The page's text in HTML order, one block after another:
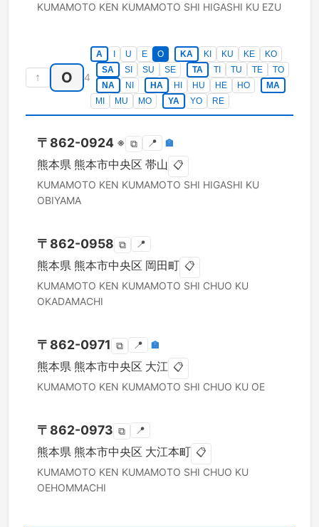
KUMAMOTO KEN KUMAMOTO SHI HIGASHI KU EZU
↑ O 4
A U E O KA KI KU KE
KO
SA
SI SU SE TA TI TU TE
TO
NA
NI HA HI HU HE HO
MA
MI
MU MO YA YO RE
〒 862-0924 ※ ⧉ 📍 🏣
熊本県 熊本市中央区 帯山 📋
KUMAMOTO KEN KUMAMOTO SHI HIGASHI KU
OBIYAMA
〒 862-0958 ⧉ 📍
熊本県 熊本市中央区 岡田町 📋
KUMAMOTO KEN KUMAMOTO SHI CHUO KU
OKADAMACHI
〒 862-0971 ⧉ 📍 🏣
熊本県 熊本市中央区 大江 📋
KUMAMOTO KEN KUMAMOTO SHI CHUO KU OE
〒 862-0973 ⧉ 📍
熊本県 熊本市中央区 大江本町 📋
KUMAMOTO KEN KUMAMOTO SHI CHUO KU
OEHOMMACHI